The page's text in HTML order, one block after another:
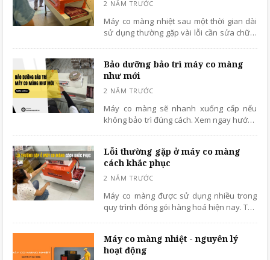
Máy co màng nhiệt sau một thời gian dài
sử dụng thường gặp vài lỗi cần sửa chữa,
gián đoạn công việc.
Bảo dưỡng bảo trì máy co màng
như mới
Máy co màng sẽ nhanh xuống cấp nếu
không bảo trì đúng cách. Xem ngay hướng
Lỗi thường gặp ở máy co màng
cách khắc phục
Máy co màng được sử dụng nhiều trong
quy trình đóng gói hàng hoá hiện nay. Tuy
Máy co màng nhiệt - nguyên lý
hoạt động